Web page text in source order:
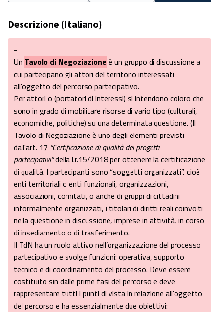
Descrizione (Italiano)
-
Un Tavolo di Negoziazione è un gruppo di discussione a
cui partecipano gli attori del territorio interessati
all'oggetto del percorso partecipativo.
Per attori o (portatori di interessi) si intendono coloro che
sono in grado di mobilitare risorse di vario tipo (culturali,
economiche, politiche) su una determinata questione. (Il
Tavolo di Negoziazione è uno degli elementi previsti
dall'art. 17 “Certificazione di qualità dei progetti
partecipativi”della l.r.15/2018 per ottenere la certificazione
di qualità. I partecipanti sono “soggetti organizzati”, cioè
enti territoriali o enti funzionali, organizzazioni,
associazioni, comitati, o anche di gruppi di cittadini
informalmente organizzati, i titolari di diritti reali coinvolti
nella questione in discussione, imprese in attività, in corso
di insediamento o di trasferimento.
Il TdN ha un ruolo attivo nell’organizzazione del processo
partecipativo e svolge funzioni: operativa, supporto
tecnico e di coordinamento del processo. Deve essere
costituito sin dalle prime fasi del percorso e deve
rappresentare tutti i punti di vista in relazione all'oggetto
del percorso e ha essenzialmente due obiettivi: